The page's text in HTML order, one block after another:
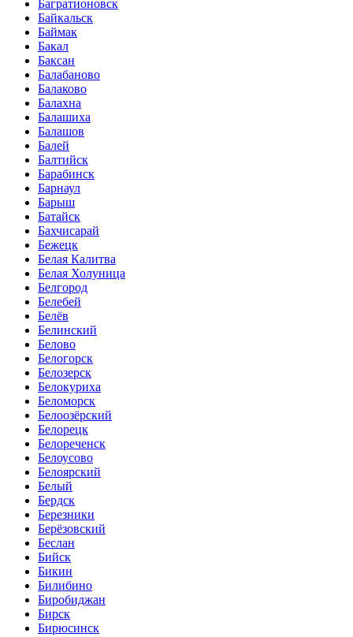
Багратионовск
Байкальск
Баймак
Бакал
Баксан
Балабаново
Балаково
Балахна
Балашиха
Балашов
Балей
Балтийск
Барабинск
Барнаул
Барыш
Батайск
Бахчисарай
Бежецк
Белая Калитва
Белая Холуница
Белгород
Белебей
Белёв
Белинский
Белово
Белогорск
Белозерск
Белокуриха
Беломорск
Белоозёрский
Белорецк
Белореченск
Белоусово
Белоярский
Белый
Бердск
Березники
Берёзовский
Беслан
Бийск
Бикин
Билибино
Биробиджан
Бирск
Бирюсинск